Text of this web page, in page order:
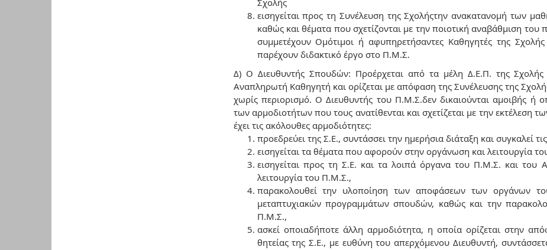
Σχολής
εισηγείται προς τη Συνέλευση της Σχολήςτην ανακατανομή των
καθώς και θέματα που σχετίζονται με την ποιοτική αναβάθμιση
συμμετέχουν Ομότιμοι ή αφυπηρετήσαντες Καθηγητές της
παρέχουν διδακτικό έργο στο Π.Μ.Σ.
Δ) Ο Διευθυντής Σπουδών: Προέρχεται από τα μέλη Δ.Ε.Π. της Σχολής
Αναπληρωτή Καθηγητή και ορίζεται με απόφαση της Συνέλευσης της
χωρίς περιορισμό. Ο Διευθυντής του Π.Μ.Σ.δεν δικαιούνται αμοιβής ή
των αρμοδιοτήτων που τους ανατίθενται και σχετίζεται με την
έχει τις ακόλουθες αρμοδιότητες:
προεδρεύει της Σ.Ε., συντάσσει την ημερήσια διάταξη και συγκαλεί
εισηγείται τα θέματα που αφορούν στην οργάνωση και λειτουργία
εισηγείται προς τη Σ.Ε. και τα λοιπά όργανα του Π.Μ.Σ. και του
λειτουργία του Π.Μ.Σ.,
παρακολουθεί την υλοποίηση των αποφάσεων των οργάνων
μεταπτυχιακών προγραμμάτων σπουδών, καθώς και την
Π.Μ.Σ.,
ασκεί οποιαδήποτε άλλη αρμοδιότητα, η οποία ορίζεται στην
θητείας της Σ.Ε., με ευθύνη του απερχόμενου Διευθυντή,